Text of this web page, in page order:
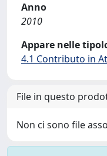
Anno
2010
Appare nelle
4.1 Contributo in
File in questo
Non ci sono file